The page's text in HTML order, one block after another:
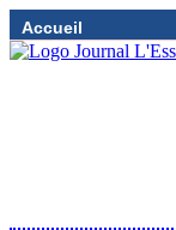
Accueil